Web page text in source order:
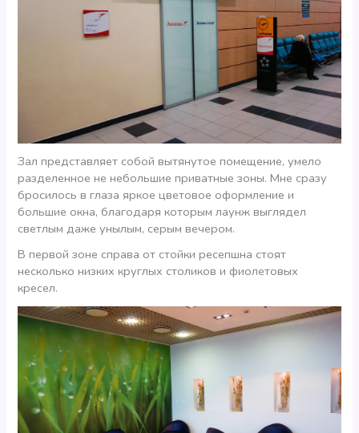
Зал представляет собой вытянутое помещение, умело
разделенное не небольшие приватные зоны. Мне сразу
бросилось в глаза яркое цветовое оформление и
большие окна, благодаря которым лаунж выглядел
светлым даже унылым, серым вечером.
В первой зоне справа от стойки ресепшна стоят
несколько низких круглых столиков и фиолетовых
кресел.